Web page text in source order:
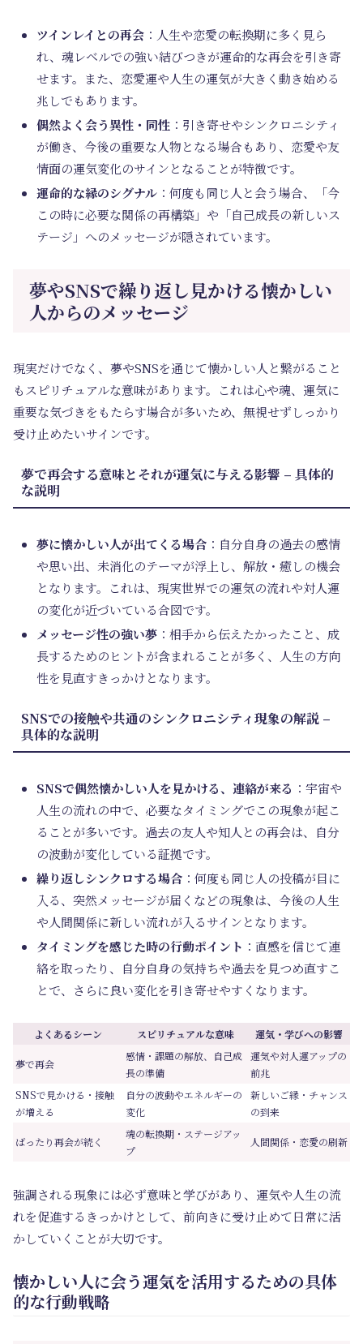
ツインレイとの再会 ：人生や恋愛の転換期に多く見ら
れ、魂レベルでの強い結びつきが運命的な再会を引き寄
せます。また、恋愛運や人生の運気が大きく動き始める
兆しでもあります。
偶然よく会う異性・同性 ：引き寄せやシンクロニシティ
が働き、今後の重要な人物となる場合もあり、恋愛や友
情面の運気変化のサインとなることが特徴です。
運命的な縁のシグナル ：何度も同じ人と会う場合、「今
この時に必要な関係の再構築」や「自己成長の新しいス
テージ」へのメッセージが隠されています。
夢やSNSで繰り返し見かける懐かしい
人からのメッセージ
現実だけでなく、夢やSNSを通じて懐かしい人と繋がること
もスピリチュアルな意味があります。これは心や魂、運気に
重要な気づきをもたらす場合が多いため、無視せずしっかり
受け止めたいサインです。
夢で再会する意味とそれが運気に与える影響 – 具体的
な説明
夢に懐かしい人が出てくる場合 ：自分自身の過去の感情
や思い出、未消化のテーマが浮上し、解放・癒しの機会
となります。これは、現実世界での運気の流れや対人運
の変化が近づいている合図です。
メッセージ性の強い夢 ：相手から伝えたかったこと、成
長するためのヒントが含まれることが多く、人生の方向
性を見直すきっかけとなります。
SNSでの接触や共通のシンクロニシティ現象の解説 –
具体的な説明
SNSで偶然懐かしい人を見かける、連絡が来る ：宇宙や
人生の流れの中で、必要なタイミングでこの現象が起こ
ることが多いです。過去の友人や知人との再会は、自分
の波動が変化している証拠です。
繰り返しシンクロする場合 ：何度も同じ人の投稿が目に
入る、突然メッセージが届くなどの現象は、今後の人生
や人間関係に新しい流れが入るサインとなります。
タイミングを感じた時の行動ポイント ：直感を信じて連
絡を取ったり、自分自身の気持ちや過去を見つめ直すこ
とで、さらに良い変化を引き寄せやすくなります。
よくあるシーン スピリチュアルな意味 運気・学びへの影響
夢で再会
感情・課題の解放、自己成
長の準備
運気や対人運アップの
前兆
SNSで見かける・接触
が増える
自分の波動やエネルギーの
変化
新しいご縁・チャンス
の到来
ばったり再会が続く
魂の転換期・ステージアッ
プ
人間関係・恋愛の刷新
強調される現象には必ず意味と学びがあり、運気や人生の流
れを促進するきっかけとして、前向きに受け止めて日常に活
かしていくことが大切です。
懐かしい人に会う運気を活用するための具体
的な行動戦略